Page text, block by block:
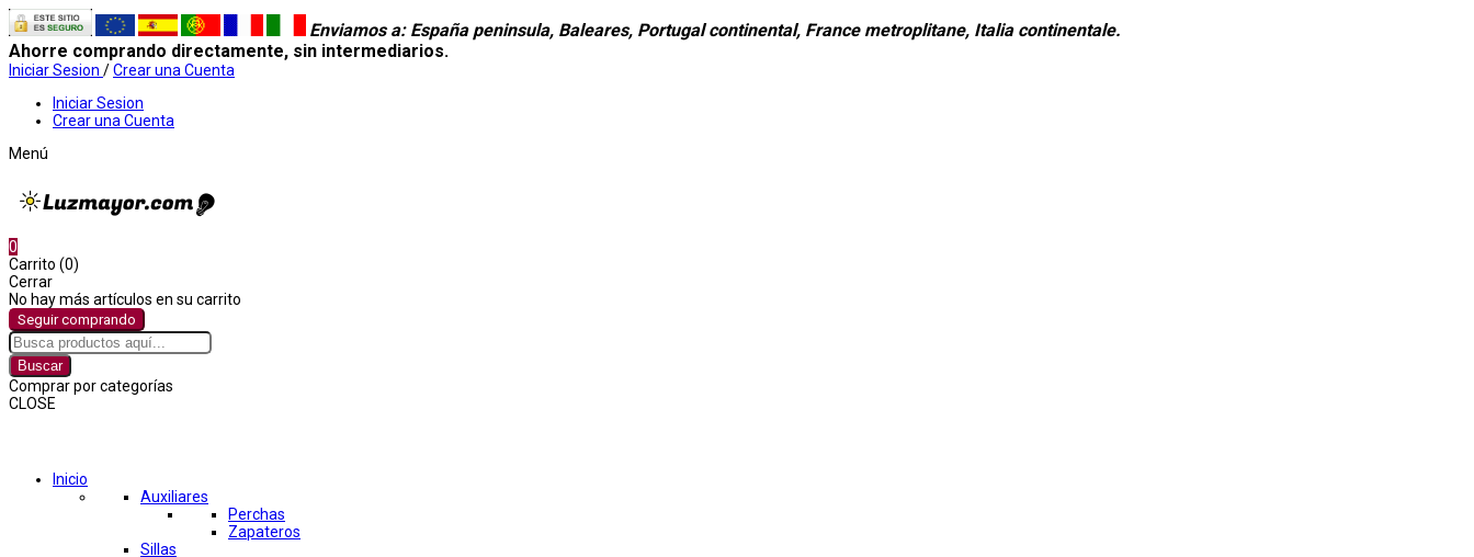
Enviamos a: España peninsula, Baleares, Portugal continental, France metroplitane, Italia continentale.
Ahorre comprando directamente, sin intermediarios.
Iniciar Sesion /Crear una Cuenta
Iniciar Sesion
Crear una Cuenta
Menú
0
Carrito (0)
Cerrar
No hay más artículos en su carrito
Seguir comprando
Buscar
Comprar por categorías
CLOSE
Inicio
Auxiliares
Perchas
Zapateros
Sillas